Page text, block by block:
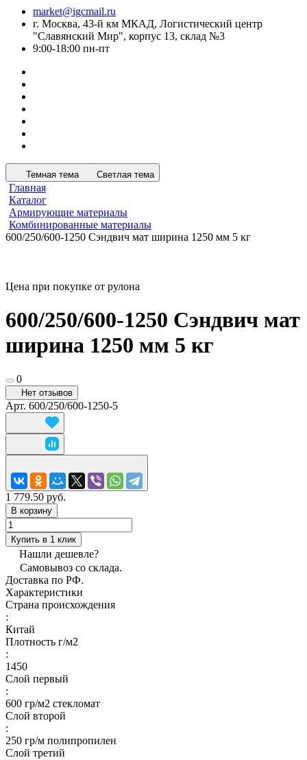
market@igcmail.ru
г. Москва, 43-й км МКАД, Логистический центр
"Славянский Мир", корпус 13, склад №3
9:00-18:00 пн-пт
Темная тема Светлая тема
Главная
Каталог
Армирующие материалы
Комбинированные материалы
600/250/600-1250 Сэндвич мат ширина 1250 мм 5 кг
Цена при покупке от рулона
600/250/600-1250 Сэндвич мат
ширина 1250 мм 5 кг
0
Нет отзывов
Арт. 600/250/600-1250-5
1 779.50 руб.
В корзину
Купить в 1 клик
Нашли дешевле?
Самовывоз со склада.
Доставка по РФ.
Характеристики
Страна происхождения
:
Китай
Плотность г/м2
:
1450
Слой первый
:
600 гр/м2 стекломат
Слой второй
:
250 гр/м полипропилен
Слой третий